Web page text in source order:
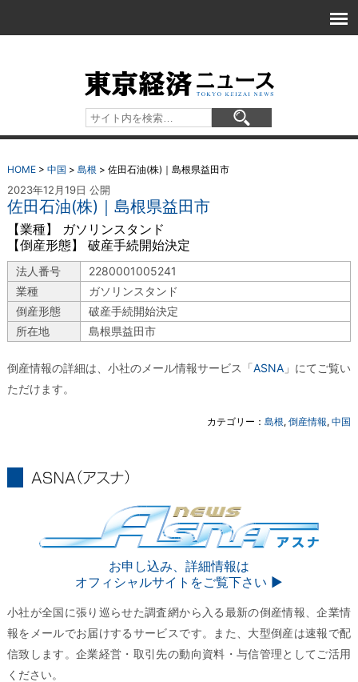
HOME> 中国 > 島根 > 佐田石油(株)｜島根県益田市
2023年12月19日 公開
佐田石油(株)｜島根県益田市
【業種】 ガソリンスタンド
【倒産形態】 破産手続開始決定
法人番号
2280001005241
業種
ガソリンスタンド
倒産形態
破産手続開始決定
所在地
島根県益田市
倒産情報の詳細は、小社のメール情報サービス「ASNA 」にてご覧い
ただけます。
カテゴリー：島根,倒産情報,中国
お申し込み、詳細情報は
オフィシャルサイトをご覧下さい ▶︎
小社が全国に張り巡らせた調査網から入る最新の倒産情報、企業情
報をメールでお届けするサービスです。また、大型倒産は速報で配
信致します。企業経営・取引先の動向資料・与信管理としてご活用
ください。